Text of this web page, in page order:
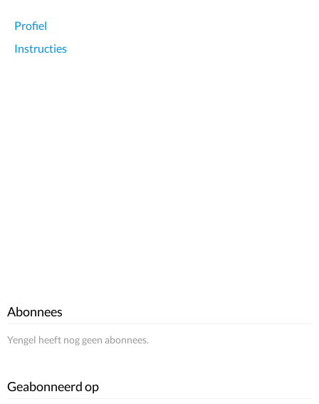
Profiel
Instructies
Abonnees
Yengel heeft nog geen abonnees.
Geabonneerd op